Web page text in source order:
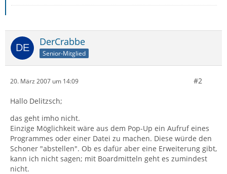
DerCrabbe
Senior-Mitglied
20. März 2007 um 14:09 #2
Hallo Delitzsch;
das geht imho nicht.
Einzige Möglichkeit wäre aus dem Pop-Up ein Aufruf eines
Programmes oder einer Datei zu machen. Diese würde den
Schoner "abstellen". Ob es dafür aber eine Erweiterung gibt,
kann ich nicht sagen; mit Boardmitteln geht es zumindest
nicht.